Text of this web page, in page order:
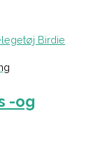
-og